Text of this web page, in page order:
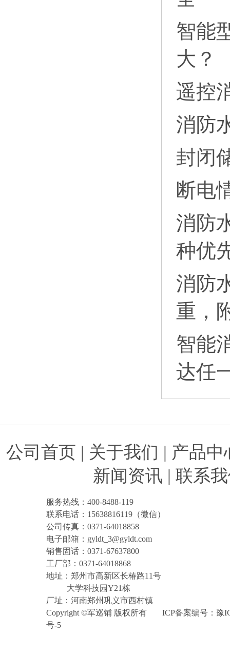
智能
大？
遥控
消防
封闭
断电
消防
种优
消防
重，
智能
达任
公司首页 | 关于我们 | 产品中
新闻资讯 | 联系
服务热线：400-8488-119
联系电话：15638816119（微信）
公司传真：0371-64018858
电子邮箱：gyldt_3@gyldt.com
销售固话：0371-67637800
工厂部：0371-64018868
地址：郑州市高新区长椿路11号
大学科技园Y21栋
厂址：河南郑州巩义市西村镇
Copyright©军巡铺版权所有
ICP备案编号： 豫
号-5